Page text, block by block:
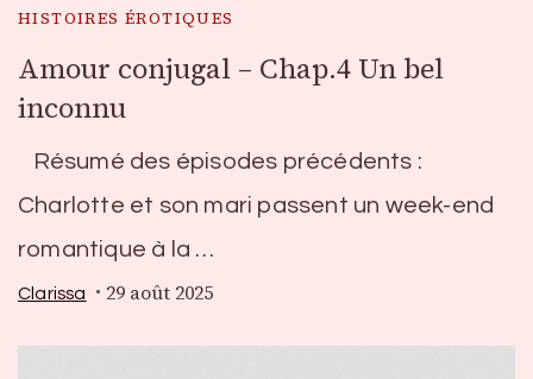
HISTOIRES ÉROTIQUES
Amour conjugal – Chap.4 Un bel
inconnu
Résumé des épisodes précédents :
Charlotte et son mari passent un week-end
romantique à la …
Clarissa 29 août 2025